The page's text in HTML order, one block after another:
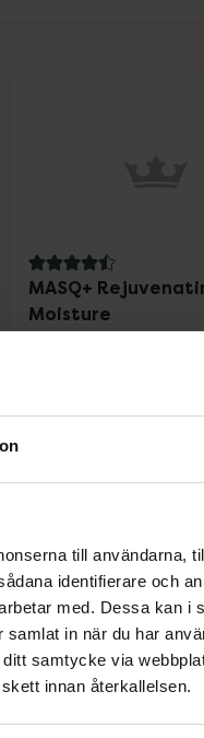
till användarna,
identifierare och
med. Dessa kan i
in när du har
samtycke via
innan återkallelsen.
4.5 av 5 i omdöme
MASQ+
Moisture
34,90 kr
5 av 5 i omdöme